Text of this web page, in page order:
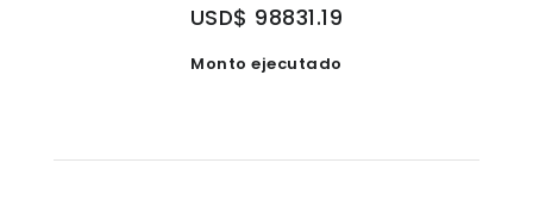
USD$ 98831.19
Monto ejecutado